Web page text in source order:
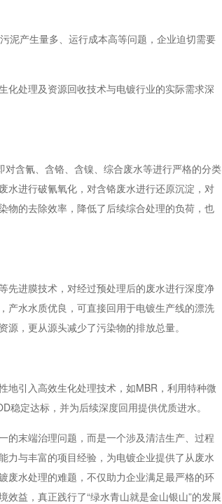
泥产生量多、运行成本高等问题，企业迫切需要
化处理及资源回收技术与电镀行业的实际需求深
含氰、含铬、含镍、综合废水等进行严格的分类
水进行破氰氧化，对含铬废水进行还原沉淀，对
物的去除效率，降低了后续综合处理的负荷，也
先进膜技术，对经过预处理后的废水进行深度净
产水水质优良，可直接回用于电镀生产线的漂洗
，更从源头减少了污染物的排放总量。
地引入高效生化处理技术，如MBR，利用特种微
稳定达标，并为后续深度回用提供优质进水。
的末端治理问题，而是一个涉及清洁生产、过程
力与丰富的项目经验，为电镀企业提供了从废水
废水处理的难题，不仅助力企业满足最严格的环
益，真正践行了“绿水青山就是金山银山”的发展